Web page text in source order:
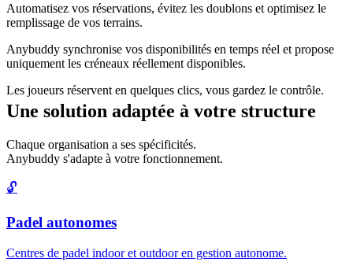
Automatisez vos réservations, évitez les doublons et optimisez le
remplissage de vos terrains.
Anybuddy synchronise vos disponibilités en temps réel et propose
uniquement les créneaux réellement disponibles.
Les joueurs réservent en quelques clics, vous gardez le contrôle.
Une solution adaptée à votre structure
Chaque organisation a ses spécificités.
Anybuddy s'adapte à votre fonctionnement.
🔓
Padel autonomes
Centres de padel indoor et outdoor en gestion autonome.